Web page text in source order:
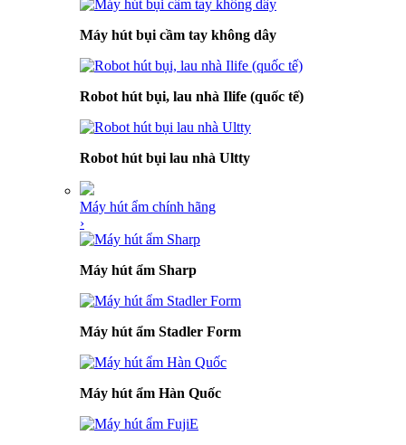
Máy hút bụi cầm tay không dây
Robot hút bụi, lau nhà Ilife (quốc tế)
Robot hút bụi lau nhà Ultty
Máy hút ẩm chính hãng
›
Máy hút ẩm Sharp
Máy hút ẩm Stadler Form
Máy hút ẩm Hàn Quốc